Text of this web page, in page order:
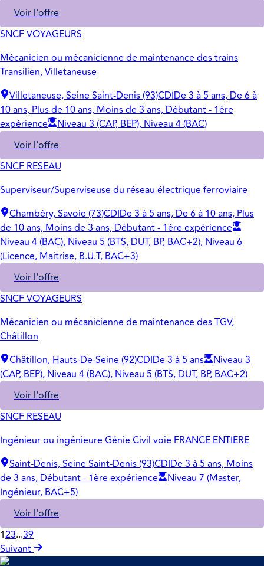
Voir l'offre
SNCF VOYAGEURS
Mécanicien ou mécanicienne de maintenance des trains
Transilien, Villetaneuse
Villetaneuse, Seine Saint-Denis (93)CDIDe 3 à 5 ans, De 6 à
10 ans, Plus de 10 ans, Moins de 3 ans, Débutant - 1ère
expérience
Niveau 3 (CAP, BEP), Niveau 4 (BAC)
Voir l'offre
SNCF RESEAU
Superviseur/Superviseuse du réseau électrique ferroviaire
Chambéry, Savoie (73)CDIDe 3 à 5 ans, De 6 à 10 ans, Plus
de 10 ans, Moins de 3 ans, Débutant - 1ère expérience
Niveau 4 (BAC), Niveau 5 (BTS, DUT, BP, BAC+2), Niveau 6
(Licence, Maitrise, B.U.T, BAC+3)
Voir l'offre
SNCF VOYAGEURS
Mécanicien ou mécanicienne de maintenance des TGV,
Châtillon
Châtillon, Hauts-De-Seine (92)CDIDe 3 à 5 ans
Niveau 3
(CAP, BEP), Niveau 4 (BAC), Niveau 5 (BTS, DUT, BP, BAC+2)
Voir l'offre
SNCF RESEAU
Ingénieur ou ingénieure Génie Civil voie FRANCE ENTIERE
Saint-Denis, Seine Saint-Denis (93)CDIDe 3 à 5 ans, Moins
de 3 ans, Débutant - 1ère expérience
Niveau 7 (Master,
Ingénieur, BAC+5)
Voir l'offre
123...39
Suivant